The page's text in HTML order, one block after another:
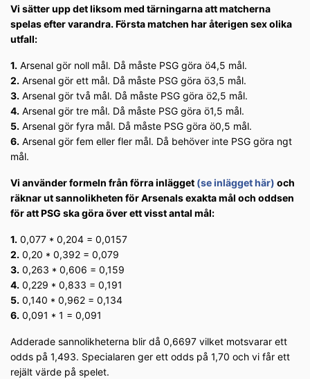
Vi sätter upp det liksom med tärningarna att matcherna
spelas efter varandra. Första matchen har återigen sex olika
utfall:
1. Arsenal gör noll mål. Då måste PSG göra ö4,5 mål.
2. Arsenal gör ett mål. Då måste PSG göra ö3,5 mål.
3. Arsenal gör två mål. Då måste PSG göra ö2,5 mål.
4. Arsenal gör tre mål. Då måste PSG göra ö1,5 mål.
5. Arsenal gör fyra mål. Då måste PSG göra ö0,5 mål.
6. Arsenal gör fem eller fler mål. Då behöver inte PSG göra ngt
mål.
Vi använder formeln från förra inlägget (se inlägget här) och
räknar ut sannolikheten för Arsenals exakta mål och oddsen
för att PSG ska göra över ett visst antal mål:
1. 0,077 * 0,204 = 0,0157
2. 0,20 * 0,392 = 0,079
3. 0,263 * 0,606 = 0,159
4. 0,229 * 0,833 = 0,191
5. 0,140 * 0,962 = 0,134
6. 0,091 * 1 = 0,091
Adderade sannolikheterna blir då 0,6697 vilket motsvarar ett
odds på 1,493. Specialaren ger ett odds på 1,70 och vi får ett
rejält värde på spelet.